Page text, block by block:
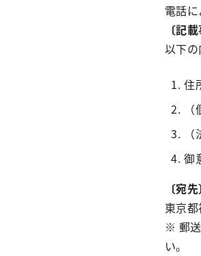
電話
〔記
以下の
住
御
〔宛先
東京
※ 郵
い。